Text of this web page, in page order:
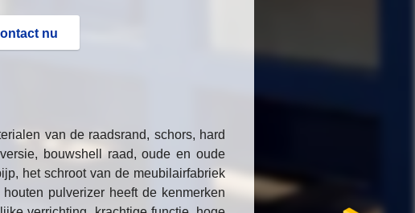
nu
van de raadsrand, schors, hard
bouwshell raad, oude en oude
het schroot van de meubilairfabriek
pulverizer heeft de kenmerken